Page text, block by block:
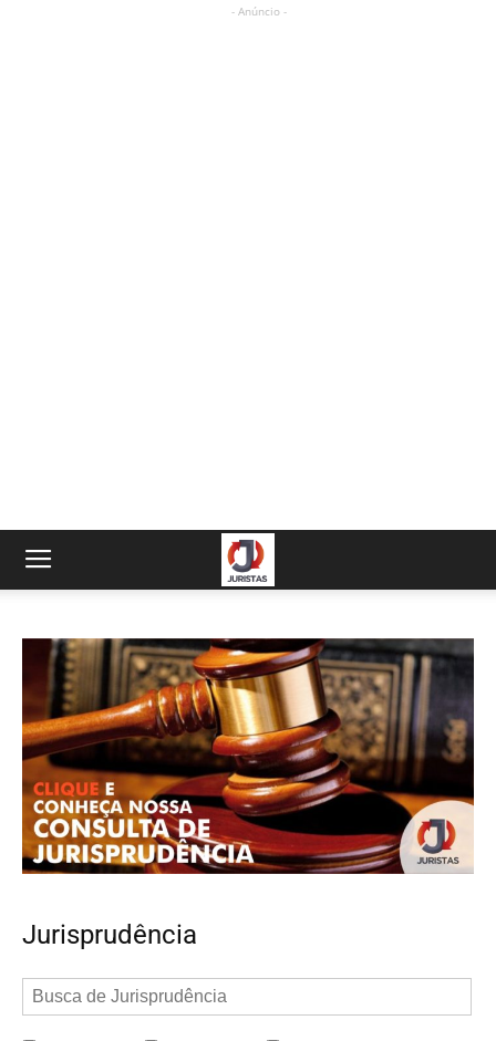
- Anúncio -
Jurisprudência